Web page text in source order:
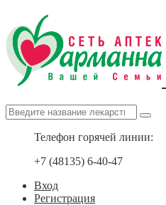
Телефон горячей линии:
+7 (48135) 6-40-47
Вход
Регистрация